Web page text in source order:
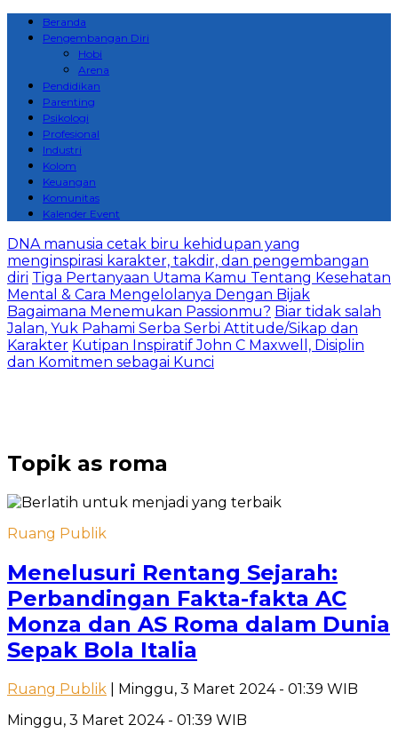
Beranda
Pengembangan Diri
Hobi
Arena
Pendidikan
Parenting
Psikologi
Profesional
Industri
Kolom
Keuangan
Komunitas
Kalender Event
DNA manusia cetak biru kehidupan yang
menginspirasi karakter, takdir, dan pengembangan
diri Tiga Pertanyaan Utama Kamu Tentang Kesehatan
Mental & Cara Mengelolanya Dengan Bijak
Bagaimana Menemukan Passionmu? Biar tidak salah
Jalan, Yuk Pahami Serba Serbi Attitude/Sikap dan
Karakter Kutipan Inspiratif John C Maxwell, Disiplin
dan Komitmen sebagai Kunci
Topik as roma
Ruang Publik
Menelusuri Rentang Sejarah:
Perbandingan Fakta-fakta AC
Monza dan AS Roma dalam Dunia
Sepak Bola Italia
Ruang Publik | Minggu, 3 Maret 2024 - 01:39 WIB
Minggu, 3 Maret 2024 - 01:39 WIB